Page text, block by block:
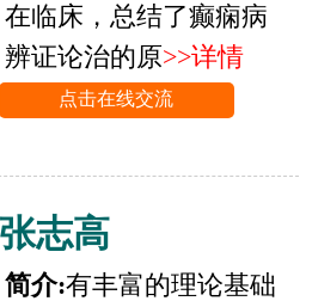
在临床，总结了癫痫病
辨证论治的原>>详情
点击在线交流
张志高
简介:有丰富的理论基础